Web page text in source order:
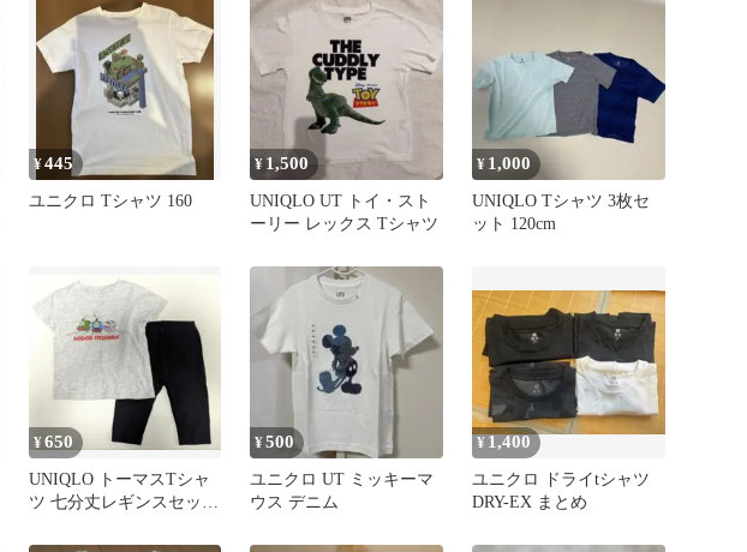
¥445
ユニクロ Tシャツ 160
¥1,500
UNIQLO UT トイ・スト
ーリー レックス Tシャツ
¥ 1,000
UNIQLO Tシャツ 3枚セ
ット 120cm
¥650
UNIQLO トーマスTシャ
ツ 七分丈レギンスセット
¥500
ユニクロ UT ミッキーマ
ウス デニム
¥ 1,400
ユニクロ ドライtシャツ
DRY-EX まとめ